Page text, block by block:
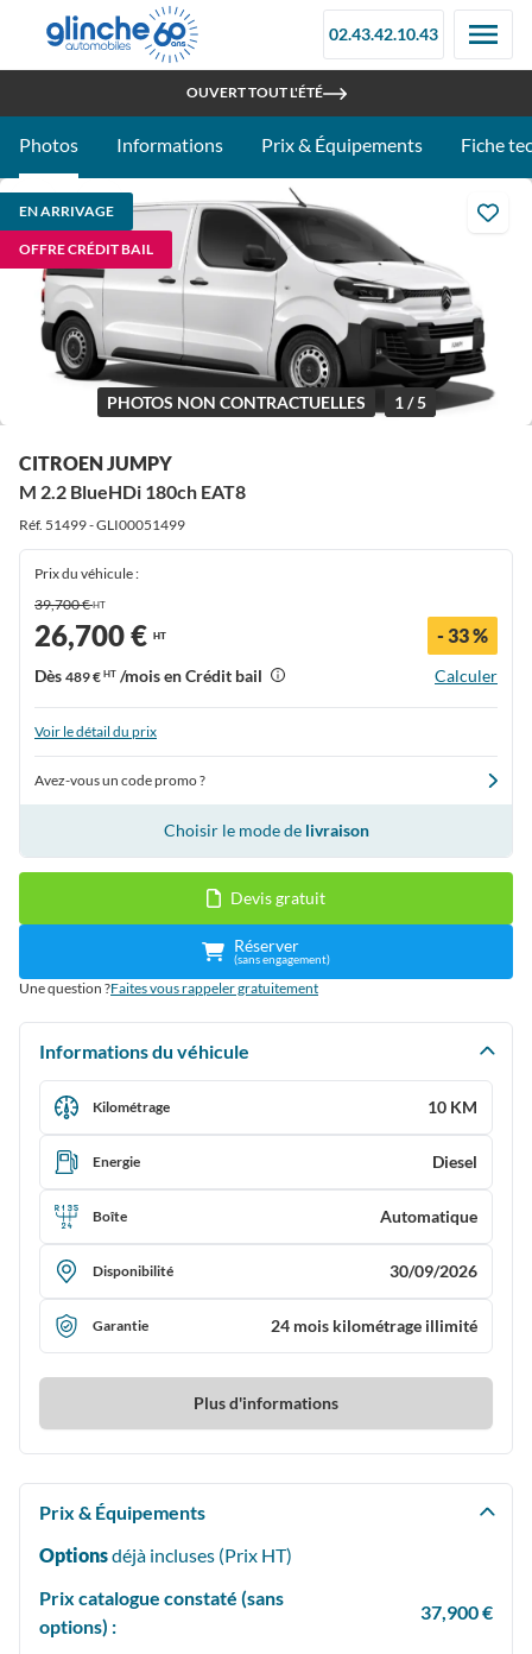
02.43.42.10.43
RETROUVEZ-NOUS À LA FOIRE DU MANS - STAND 097C
OUVERT TOUT L'ÉTÉ
Photos Informations Prix & Équipements Fiche
EN ARRIVAGE
OFFRE CRÉDIT BAIL
PHOTOS NON CONTRACTUELLES 1 / 5
CITROEN JUMPY
M 2.2 BlueHDi 180ch EAT8
Réf. 51499 - GLI00051499
Prix du véhicule :
39,700 €HT
26,700 € HT - 33 %
Dès 489 € HT /mois en Crédit bail Calculer
Voir le détail du prix
Avez-vous un code promo ?
Choisir le mode de livraison
Devis gratuit
Réserver
(sans engagement)
Une question ?Faites vous rappeler gratuitement
Informations du véhicule
Kilométrage 10 KM
Energie Diesel
Boîte Automatique
Disponibilité 30/09/2026
Garantie 24 mois kilométrage illimité
Plus d'informations
Prix & Équipements
Optionsdéjà incluses (Prix HT)
Prix catalogue constaté (sans
options) :
37,900 €